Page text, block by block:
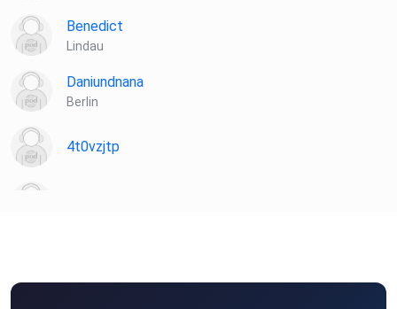
Benedict
Lindau
Daniundnana
Berlin
4t0vzjtp